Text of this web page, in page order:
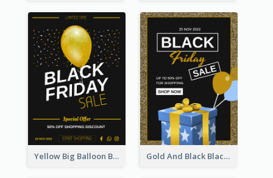
Yellow Big Balloon Black Friday Special Offer Poster Gold And Black Black Friday Specials Poster